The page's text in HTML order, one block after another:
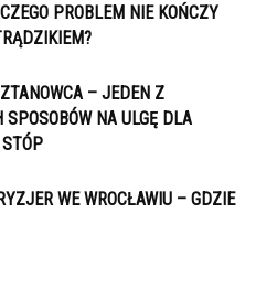
PROBLEM NIE KOŃCZY
– JEDEN Z
NA ULGĘ DLA
WE WROCŁAWIU – GDZIE